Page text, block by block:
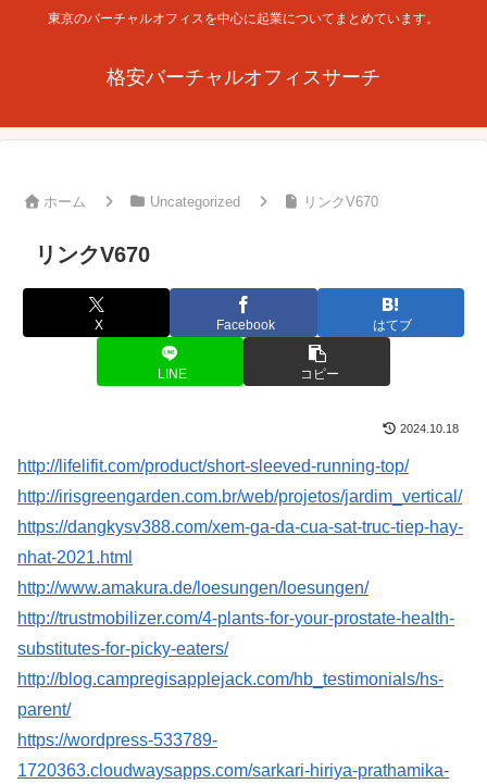
東京のバーチャルオフィスを中心に起業についてまとめています。
格安バーチャルオフィスサーチ
ホーム Uncategorized リンクV670
リンクV670
X Facebook はてブ
LINE コピー
2024.10.18
http://lifelifit.com/product/short-sleeved-running-top/
http://irisgreengarden.com.br/web/projetos/jardim_vertical/
https://dangkysv388.com/xem-ga-da-cua-sat-truc-tiep-hay-
nhat-2021.html
http://www.amakura.de/loesungen/loesungen/
http://trustmobilizer.com/4-plants-for-your-prostate-health-
substitutes-for-picky-eaters/
http://blog.campregisapplejack.com/hb_testimonials/hs-
parent/
https://wordpress-533789-
1720363.cloudwaysapps.com/sarkari-hiriya-prathamika-